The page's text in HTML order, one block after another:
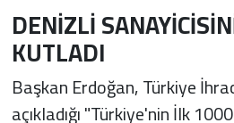
DENİZLİ
KUTLADI
Başkan Erdoğan, Türkiye
açıkladığı "Türkiye'nin İlk